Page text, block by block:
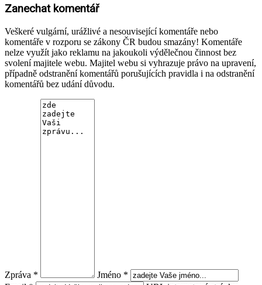
Zanechat komentář
Veškeré vulgární, urážlivé a nesouvisející komentáře nebo
komentáře v rozporu se zákony ČR budou smazány! Komentáře
nelze využít jako reklamu na jakoukoli výdělečnou činnost bez
svolení majitele webu. Majitel webu si vyhrazuje právo na upravení,
případně odstranění komentářů porušujících pravidla i na odstranění
komentářů bez udání důvodu.
Zpráva *
Jméno *